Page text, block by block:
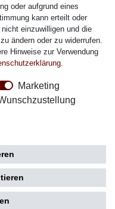
oder aufgrund eines
kann erteilt oder
einzuwilligen und die
ändern oder zu widerrufen.
Hinweise zur Verwendung
Marketing